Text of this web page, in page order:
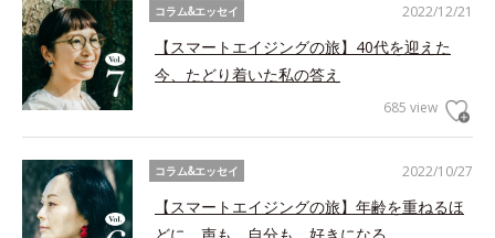
2022/12/21
コラム&エッセイ
【スマートエイジングの旅】40代を迎えた
今、たどり着いた私の答え
685 view
2022/10/27
コラム&エッセイ
【スマートエイジングの旅】年齢を重ねるほ